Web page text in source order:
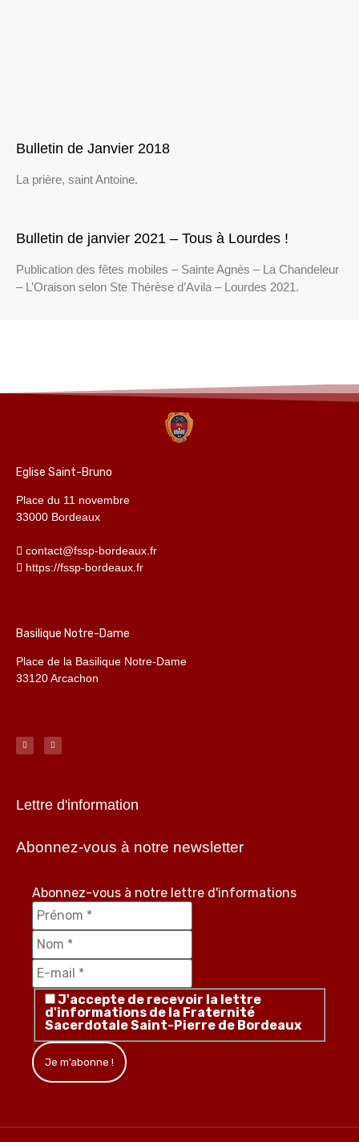
Bulletin de Janvier 2018
La prière, saint Antoine.
Bulletin de janvier 2021 – Tous à Lourdes !
Publication des fêtes mobiles – Sainte Agnès – La Chandeleur
– L’Oraison selon Ste Thérèse d’Avila – Lourdes 2021.
Eglise Saint-Bruno
Place du 11 novembre
33000 Bordeaux
contact@fssp-bordeaux.fr
https://fssp-bordeaux.fr
Basilique Notre-Dame
Place de la Basilique Notre-Dame
33120 Arcachon
Lettre d'information
Abonnez-vous à notre newsletter
Abonnez-vous à notre lettre d'informations
J'accepte de recevoir la lettre
d'informations de la Fraternité
Sacerdotale Saint-Pierre de Bordeaux